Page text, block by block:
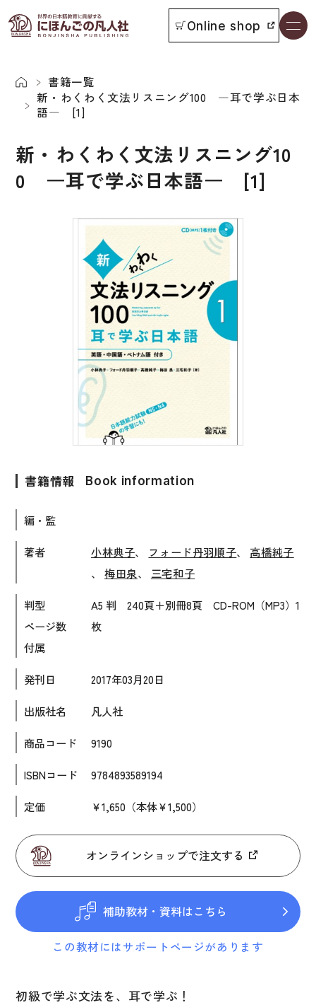
書籍一覧
お知らせ
イベント
付属物の使い方について
教科書採用について
書籍の内容について
著作権について
原稿・企画の持ち込みについて
正誤表
その他の質問
わたしたちについて
書店様向け
Online shop
本をさがす
ビジネスパーソン・研修生向け
短期滞在者向け
留学生向け専門分野
会話
表記（かな・漢字）
練習問題
日本語能力試験対策
日本留学試験対策
各種試験対策
大学入試対策
学校情報
日本語学習関連副読本
日本事情
定期刊行物
視聴覚・補助教材
コンピューター
カセットテープ・ＣＤ
カード・ゲーム・絵教材
絵本・子ども向け補助
辞典
書籍一覧
新・わくわく文法リスニング100 ―耳で学ぶ日本
語― [1]
新・わくわく文法リスニング10
0 ―耳で学ぶ日本語― [1]
書籍情報 Book information
編・監
著者 小林典子、 フォード丹羽順子、 高橋純子
、梅田泉、 三宅和子
判型
ページ数
付属
A5 判 240頁＋別冊8頁 CD-ROM（MP3）1
枚
発刊日 2017年03月20日
出版社名 凡人社
商品コード 9190
ISBNコード 9784893589194
定価 ￥1,650（本体￥1,500）
オンラインショップで注文する
補助教材・資料はこちら
この教材にはサポートページがあります
初級で学ぶ文法を、耳で学ぶ！